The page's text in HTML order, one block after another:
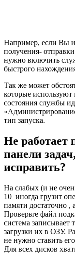
Например, если Вы
получения-
нужно включить
быстрого
Так же может
которые
состояния службы
тип запуска.
Не работает
панели
исправить?
На слабых (и не
10 иногда грузит
памяти достаточно ,
Проверьте файл
система записывает
загрузки их в ОЗУ.
не нужно ставить
Для всех дисков